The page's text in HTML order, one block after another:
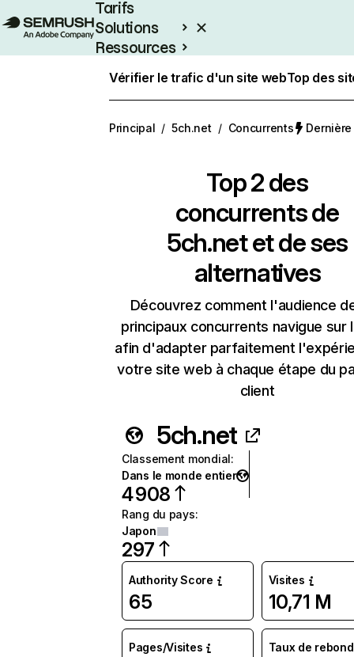
Tarifs
Solutions
Ressources
Vérifier le trafic d'un site webTop des
Principal / 5ch.net / Concurrents
Top 2 des
concurrents de
5ch.net et de ses
alternatives
Découvrez comment l'audience
principaux concurrents navigue sur
afin d'adapter parfaitement
votre site web à chaque étape du
client
5ch.net
Classement mondial:
Dans le monde entier
4 908
Rang du pays:
Japon
297
Authority Score
65
Visites
10,71 M
Pages/Visites Taux de rebond